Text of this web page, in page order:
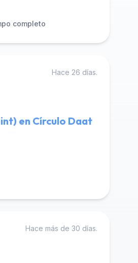
completo
Hace 26 días.
en Círculo Daat
Hace más de 30 días.